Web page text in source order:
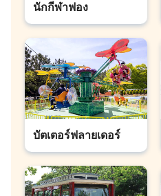
นักกีฬาฟอง
บัตเตอร์ฟลายเดอร์